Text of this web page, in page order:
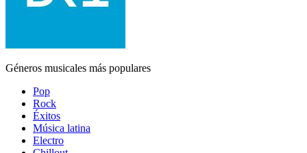
Géneros musicales más populares
Pop
Rock
Éxitos
Música latina
Electro